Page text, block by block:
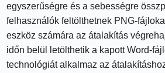
egyszerűségre és a sebességre
felhasználók feltölthetnek PNG-
eszköz számára az átalakítás
időn belül letölthetik a kapott Word-
technológiát alkalmaz az